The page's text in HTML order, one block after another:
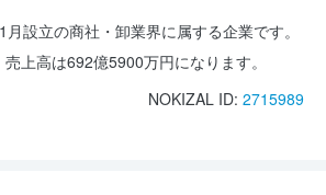
設立の商社・卸業界に属する企業です。
上高は692億5900万円になります。
NOKIZAL ID: 2715989